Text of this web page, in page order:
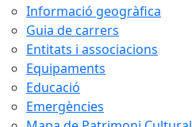
Informació geogràfica
Guia de carrers
Entitats i associacions
Equipaments
Educació
Emergències